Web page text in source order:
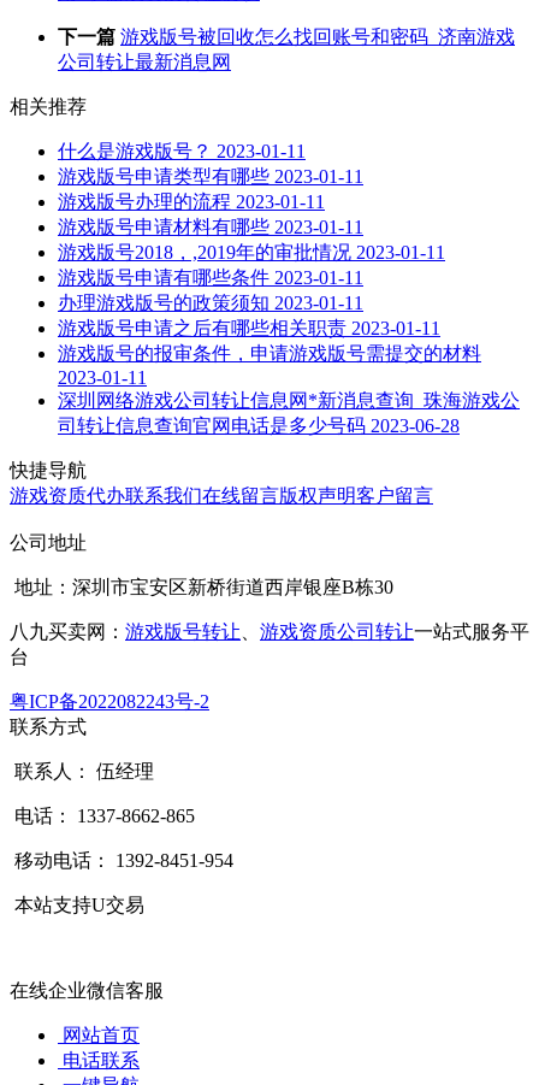
下一篇 游戏版号被回收怎么找回账号和密码_济南游戏
公司转让最新消息网
相关推荐
什么是游戏版号？ 2023-01-11
游戏版号申请类型有哪些 2023-01-11
游戏版号办理的流程 2023-01-11
游戏版号申请材料有哪些 2023-01-11
游戏版号2018，,2019年的审批情况 2023-01-11
游戏版号申请有哪些条件 2023-01-11
办理游戏版号的政策须知 2023-01-11
游戏版号申请之后有哪些相关职责 2023-01-11
游戏版号的报审条件，申请游戏版号需提交的材料
2023-01-11
深圳网络游戏公司转让信息网*新消息查询_珠海游戏公
司转让信息查询官网电话是多少号码 2023-06-28
快捷导航
游戏资质代办联系我们在线留言版权声明客户留言
公司地址
地址：深圳市宝安区新桥街道西岸银座B栋30
八九买卖网： 游戏版号转让 游戏资质公司转让一站式服务平
台
粤ICP备2022082243号-2
联系方式
联系人： 伍经理
电话： 1337-8662-865
移动电话： 1392-8451-954
本站支持U交易
在线企业微信客服
网站首页
电话联系